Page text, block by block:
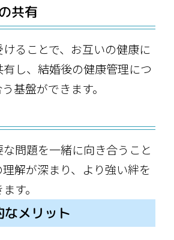
共有
ることで、お互いの健康に
し、結婚後の健康管理につ
基盤ができます。
問題を一緒に向き合うこと
解が深まり、より強い絆を
す。
メリット